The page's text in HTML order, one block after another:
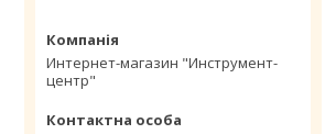
Интернет-магазин "Инструмент-
центр"